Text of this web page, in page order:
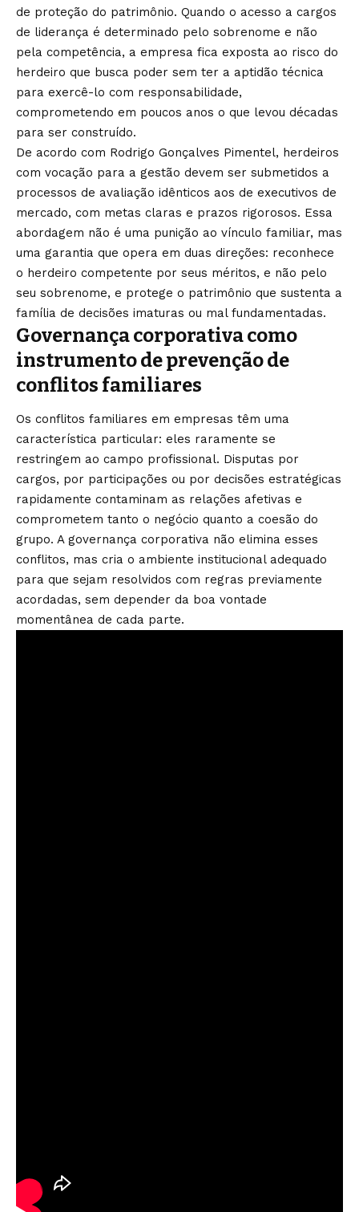
de proteção do patrimônio. Quando o acesso a cargos
de liderança é determinado pelo sobrenome e não
pela competência, a empresa fica exposta ao risco do
herdeiro que busca poder sem ter a aptidão técnica
para exercê-lo com responsabilidade,
comprometendo em poucos anos o que levou décadas
para ser construído.
De acordo com Rodrigo Gonçalves Pimentel, herdeiros
com vocação para a gestão devem ser submetidos a
processos de avaliação idênticos aos de executivos de
mercado, com metas claras e prazos rigorosos. Essa
abordagem não é uma punição ao vínculo familiar, mas
uma garantia que opera em duas direções: reconhece
o herdeiro competente por seus méritos, e não pelo
seu sobrenome, e protege o patrimônio que sustenta a
família de decisões imaturas ou mal fundamentadas.
Governança corporativa como
instrumento de prevenção de
conflitos familiares
Os conflitos familiares em empresas têm uma
característica particular: eles raramente se
restringem ao campo profissional. Disputas por
cargos, por participações ou por decisões estratégicas
rapidamente contaminam as relações afetivas e
comprometem tanto o negócio quanto a coesão do
grupo. A governança corporativa não elimina esses
conflitos, mas cria o ambiente institucional adequado
para que sejam resolvidos com regras previamente
acordadas, sem depender da boa vontade
momentânea de cada parte.